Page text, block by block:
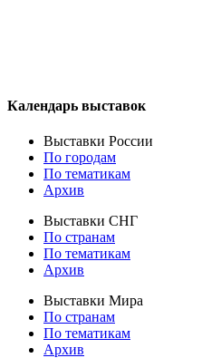
Календарь выставок
Выставки России
По городам
По тематикам
Архив
Выставки СНГ
По странам
По тематикам
Архив
Выставки Мира
По странам
По тематикам
Архив